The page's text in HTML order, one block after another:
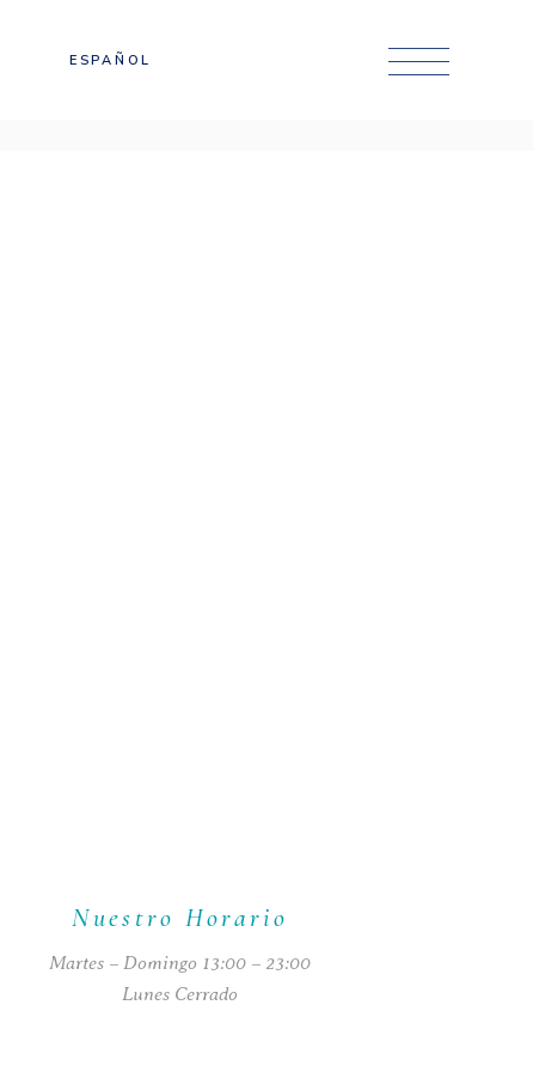
ESPAÑOL
Nuestro Horario
Martes – Domingo 13:00 – 23:00
Lunes Cerrado